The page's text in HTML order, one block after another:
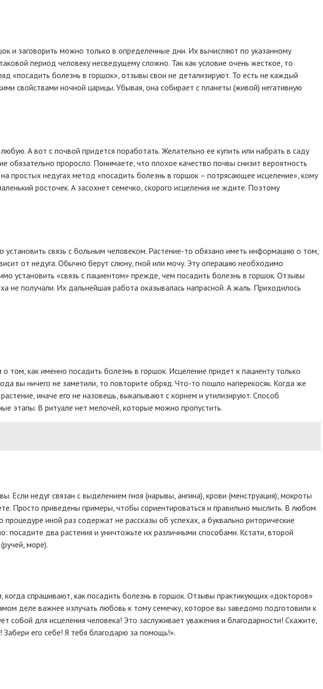
и заговорить можно только в определенные дни. Их вычисляют по указанному
период человеку несведущему сложно. Так как условие очень жесткое, то
«посадить болезнь в горшок», отзывы свои не детализируют. То есть не каждый
свойствами ночной царицы. Убывая, она собирает с планеты (живой) негативную
А вот с почвой придется поработать. Желательно ее купить или набрать в саду
проросло. Понимаете, что плохое качество почвы снизит вероятность
простых недугах метод «посадить болезнь в горшок – потрясающее исцеление», кому
росточек. А засохнет семечко, скорого исцеления не ждите. Поэтому
связь с больным человеком. Растение-то обязано иметь информацию о том,
от недуга. Обычно берут слюну, гной или мочу. Эту операцию необходимо
установить «связь с пациентом» прежде, чем посадить болезнь в горшок. Отзывы
не получали. Их дальнейшая работа оказывалась напрасной. А жаль. Приходилось
как именно посадить болезнь в горшок. Исцеление придет к пациенту только
вы ничего не заметили, то повторите обряд. Что-то пошло наперекосяк. Когда же
иначе его не назовешь, выкапывают с корнем и утилизируют. Способ
этапы. В ритуале нет мелочей, которые можно пропустить.
недуг связан с выделением гноя (нарывы, ангина), крови (менструация), мокроты
Просто приведены примеры, чтобы сориентироваться и правильно мыслить. В любом
иной раз содержат не рассказы об успехах, а буквально риторические
два растения и уничтожьте их различными способами. Кстати, второй
море).
спрашивают, как посадить болезнь в горшок. Отзывы практикующих «докторов»
деле важнее излучать любовь к тому семечку, которое вы заведомо подготовили к
собой для исцеления человека! Это заслуживает уважения и благодарности! Скажите,
Забери его себе! Я тебя благодарю за помощь!».